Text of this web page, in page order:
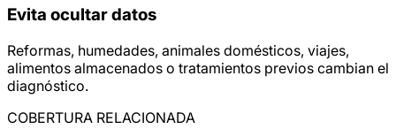
Evita ocultar datos
Reformas, humedades, animales domésticos, viajes,
alimentos almacenados o tratamientos previos cambian el
diagnóstico.
COBERTURA RELACIONADA